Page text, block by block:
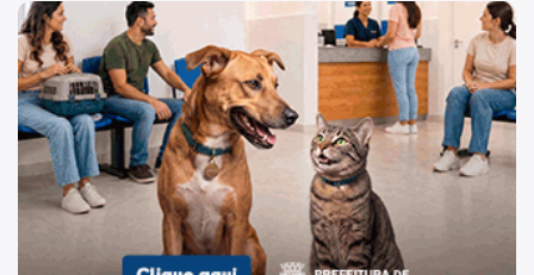
Acesso à Informação
Participação Social
Quadro de Serviços
Acesso à Proteção de Dados Pessoais
Organização
Imagem de um cachorro caramelo e uma gata rajada,